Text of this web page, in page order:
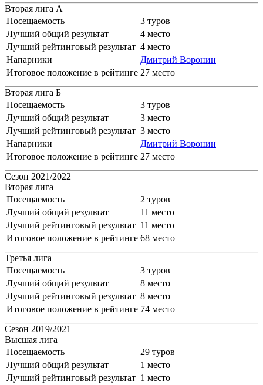
Вторая лига А
Посещаемость
3 туров
Лучший общий результат
4 место
Лучший рейтинговый результат 4 место
Напарники
Дмитрий Воронин
Итоговое положение в рейтинге 27 место
Вторая лига Б
Посещаемость
3 туров
Лучший общий результат
3 место
Лучший рейтинговый результат 3 место
Напарники
Дмитрий Воронин
Итоговое положение в рейтинге 27 место
Сезон 2021/2022
Вторая лига
Посещаемость
2 туров
Лучший общий результат
11 место
Лучший рейтинговый результат 11 место
Итоговое положение в рейтинге 68 место
Третья лига
Посещаемость
3 туров
Лучший общий результат
8 место
Лучший рейтинговый результат 8 место
Итоговое положение в рейтинге 74 место
Сезон 2019/2021
Высшая лига
Посещаемость
29 туров
Лучший общий результат
1 место
Лучший рейтинговый результат 1 место